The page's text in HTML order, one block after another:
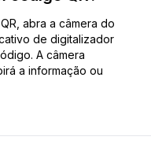
abra a câmera do
de digitalizador
A câmera
a informação ou